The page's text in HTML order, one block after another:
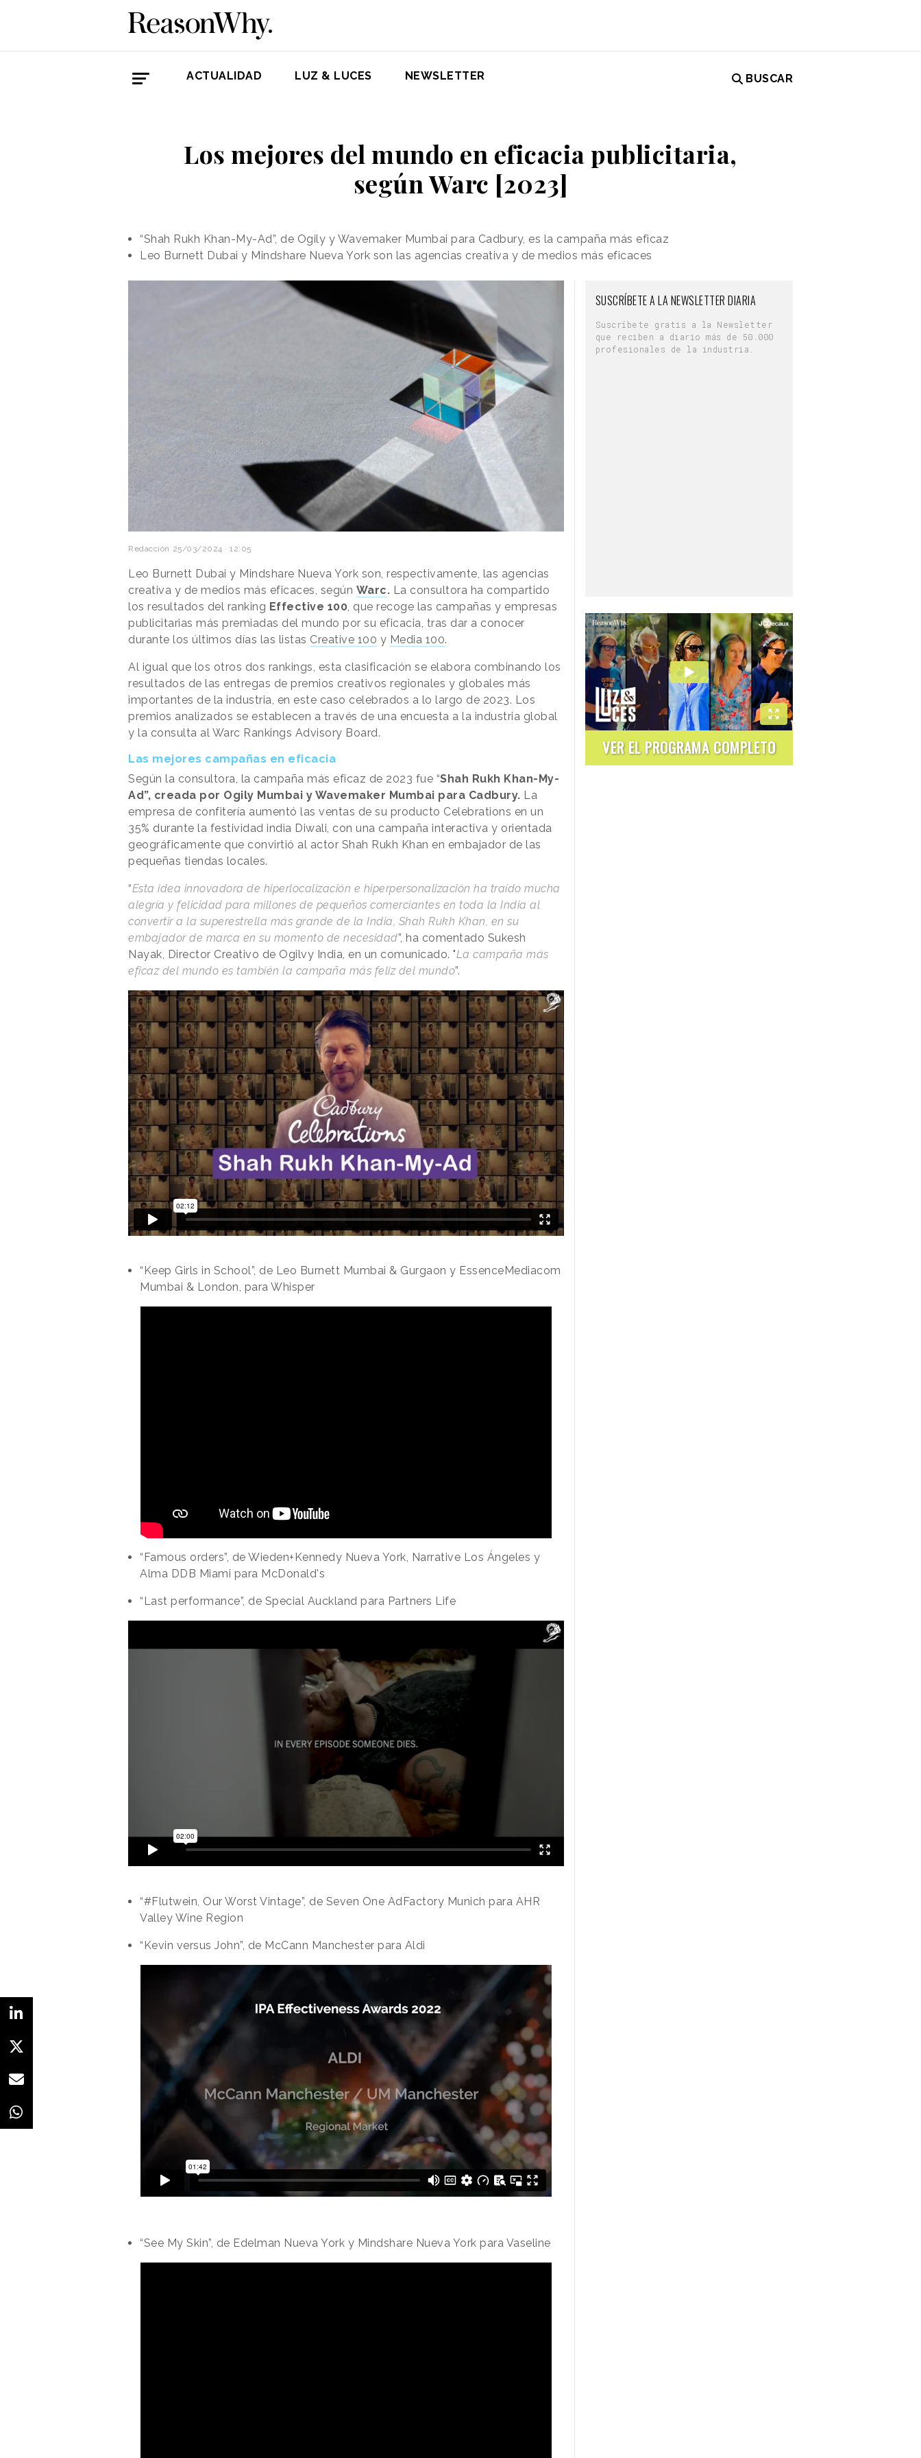
ACTUALIDAD LUZ & LUCES NEWSLETTER BUSCAR
Los mejores del mundo en eficacia publicitaria,
según Warc [2023]
“Shah Rukh Khan-My-Ad”, de Ogily y Wavemaker Mumbai para Cadbury, es la campaña más eficaz
Leo Burnett Dubai y Mindshare Nueva York son las agencias creativa y de medios más eficaces
Redacción 25/03/2024 · 12:05
Leo Burnett Dubai y Mindshare Nueva York son, respectivamente, las agencias
creativa y de medios más eficaces, según Warc. La consultora ha compartido
los resultados del ranking Effective 100, que recoge las campañas y empresas
publicitarias más premiadas del mundo por su eficacia, tras dar a conocer
durante los últimos días las listas Creative 100 y Media 100.
Al igual que los otros dos rankings, esta clasificación se elabora combinando los
resultados de las entregas de premios creativos regionales y globales más
importantes de la industria, en este caso celebrados a lo largo de 2023. Los
premios analizados se establecen a través de una encuesta a la industria global
y la consulta al Warc Rankings Advisory Board.
Las mejores campañas en eficacia
Según la consultora, la campaña más eficaz de 2023 fue “Shah Rukh Khan-My-
Ad”, creada por Ogily Mumbai y Wavemaker Mumbai para Cadbury. La
empresa de confitería aumentó las ventas de su producto Celebrations en un
35% durante la festividad india Diwali, con una campaña interactiva y orientada
geográficamente que convirtió al actor Shah Rukh Khan en embajador de las
pequeñas tiendas locales.
“Esta idea innovadora de hiperlocalización e hiperpersonalización ha traído mucha
alegría y felicidad para millones de pequeños comerciantes en toda la India al
convertir a la superestrella más grande de la India, Shah Rukh Khan, en su
embajador de marca en su momento de necesidad”, ha comentado Sukesh
Nayak, Director Creativo de Ogilvy India, en un comunicado. "La campaña más
eficaz del mundo es también la campaña más feliz del mundo”.
“Keep Girls in School”, de Leo Burnett Mumbai & Gurgaon y EssenceMediacom
Mumbai & London, para Whisper
“Famous orders”, de Wieden+Kennedy Nueva York, Narrative Los Ángeles y
Alma DDB Miami para McDonald's
“Last performance”, de Special Auckland para Partners Life
“#Flutwein, Our Worst Vintage”, de Seven One AdFactory Munich para AHR
Valley Wine Region
“Kevin versus John”, de McCann Manchester para Aldi
“See My Skin”, de Edelman Nueva York y Mindshare Nueva York para Vaseline
SUSCRÍBETE A LA NEWSLETTER DIARIA
Suscríbete gratis a la Newsletter
que reciben a diario más de 50.000
profesionales de la industria.
VER EL PROGRAMA COMPLETO